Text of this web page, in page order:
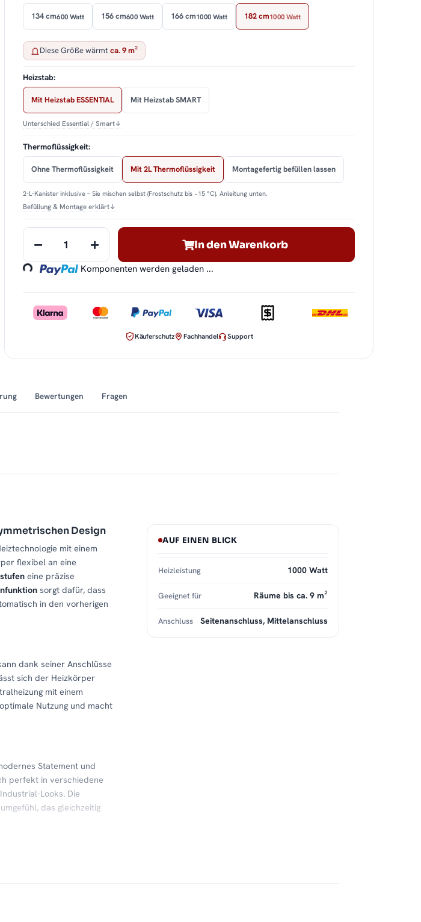
134 cm600 Watt 156 cm600 Watt 166 cm1000 Watt 182 cm1000 Watt
Diese Größe wärmtca. 9 m²
Heizstab:
Mit Heizstab ESSENTIAL Mit Heizstab SMART
Unterschied Essential / Smart↓
Thermoflüssigkeit:
Ohne Thermoflüssigkeit Mit 2L Thermoflüssigkeit Montagefertig befüllen lassen
2-L-Kanister inklusive – Sie mischen selbst (Frostschutz bis −15 °C). Anleitung unten.
Befüllung & Montage erklärt↓
In den Warenkorb
Loading... Komponenten werden geladen ...
Käuferschutz Fachhandel Support
Bewertungen Fragen
Design
mit einem
flexibel an eine
eine präzise
sorgt dafür, dass
in den vorherigen
dank seiner Anschlüsse
sich der Heizkörper
mit einem
Nutzung und macht
Statement und
perfekt in verschiedene
Looks. Die
das gleichzeitig
AUF EINEN BLICK
Heizleistung 1000 Watt
Geeignet für Räume bis ca. 9 m²
Anschluss Seitenanschluss, Mittelanschluss